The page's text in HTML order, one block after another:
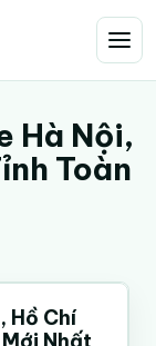
Hà Nội,
Toàn
Hồ Chí